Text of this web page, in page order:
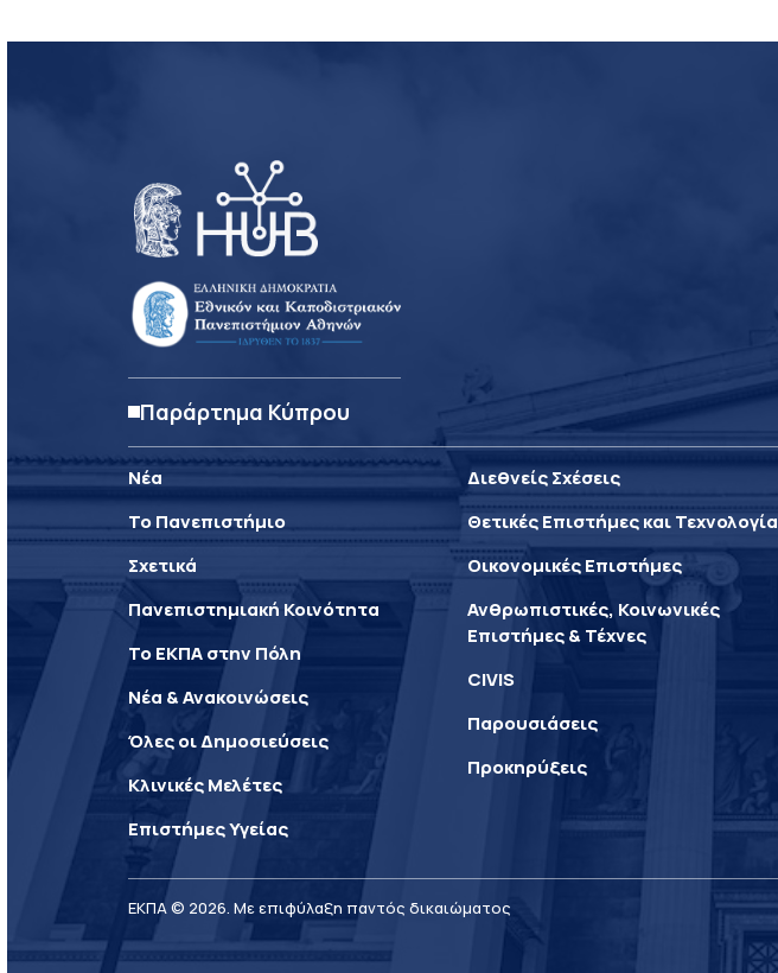
Παράρτημα Κύπρου
Νέα
Το Πανεπιστήμιο
Σχετικά
Πανεπιστημιακή Κοινότητα
Το ΕΚΠΑ στην Πόλη
Νέα & Ανακοινώσεις
Όλες οι Δημοσιεύσεις
Κλινικές Μελέτες
Επιστήμες Υγείας
Διεθνείς Σχέσεις
Θετικές Επιστήμες και Τεχνολογία
Οικονομικές Επιστήμες
Ανθρωπιστικές, Κοινωνικές
Επιστήμες & Τέχνες
CIVIS
Παρουσιάσεις
Προκηρύξεις
ΕΚΠΑ © 2026. Με επιφύλαξη παντός δικαιώματος